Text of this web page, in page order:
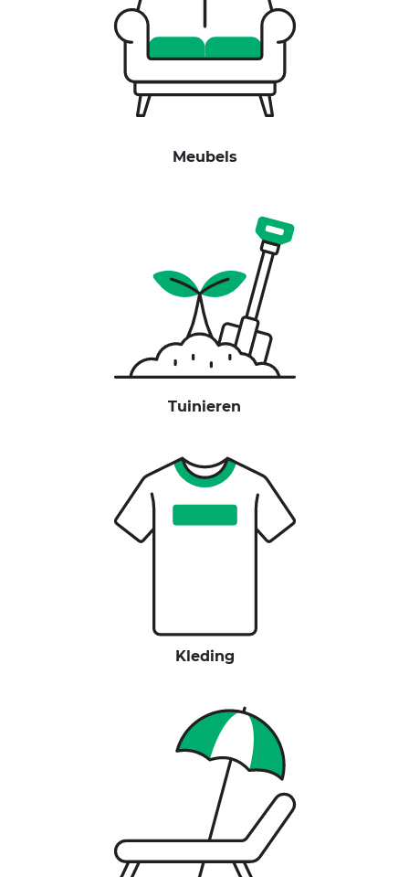
Meubels
Tuinieren
Kleding